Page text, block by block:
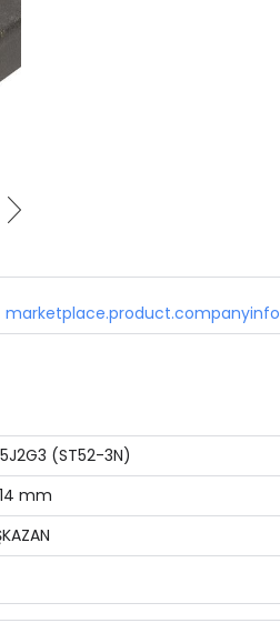
marketplace.product.companyinfo
(ST52-3N)
mm